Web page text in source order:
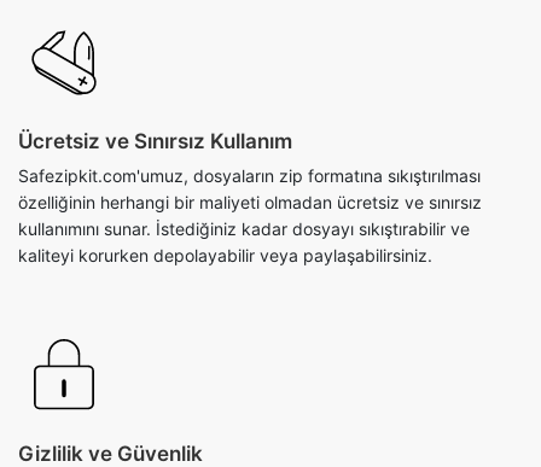
Ücretsiz ve Sınırsız Kullanım
Safezipkit.com'umuz, dosyaların zip formatına sıkıştırılması
kullanımını sunar. İstediğiniz kadar dosyayı sıkıştırabilir ve
kaliteyi korurken depolayabilir veya paylaşabilirsiniz.
Gizlilik ve Güvenlik
Dijital çağda güvenlik çok önemlidir. ZIP dosya sıkıştırıcımızla
sırasında sıkı gizlilik önlemleri kullanır ve harici sunuculara